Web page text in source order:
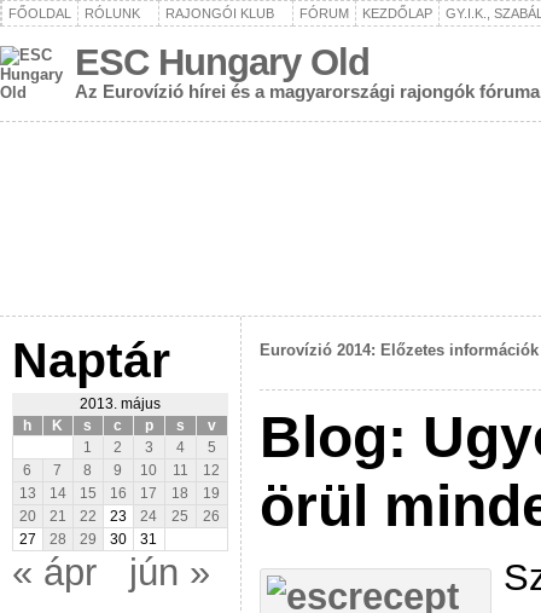
FŐOLDAL RÓLUNK RAJONGÓI KLUB FÓRUM KEZDŐLAP GY.I.K.,
ESC Hungary Old
Az Eurovízió hírei és a magyarországi rajongók fóruma
Naptár
2013. május
h
K s c p s
v
1
2 3 4
5
6
7 8 9 10 11
12
13
14 15 16 17 18
19
20
21 22 23 24 25
26
27
28 29 30 31
« ápr jún »
Eurovízió 2014: Előzetes információk
Blog:
örül